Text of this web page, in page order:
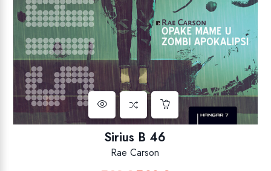
Sirius B 46
Rae Carson